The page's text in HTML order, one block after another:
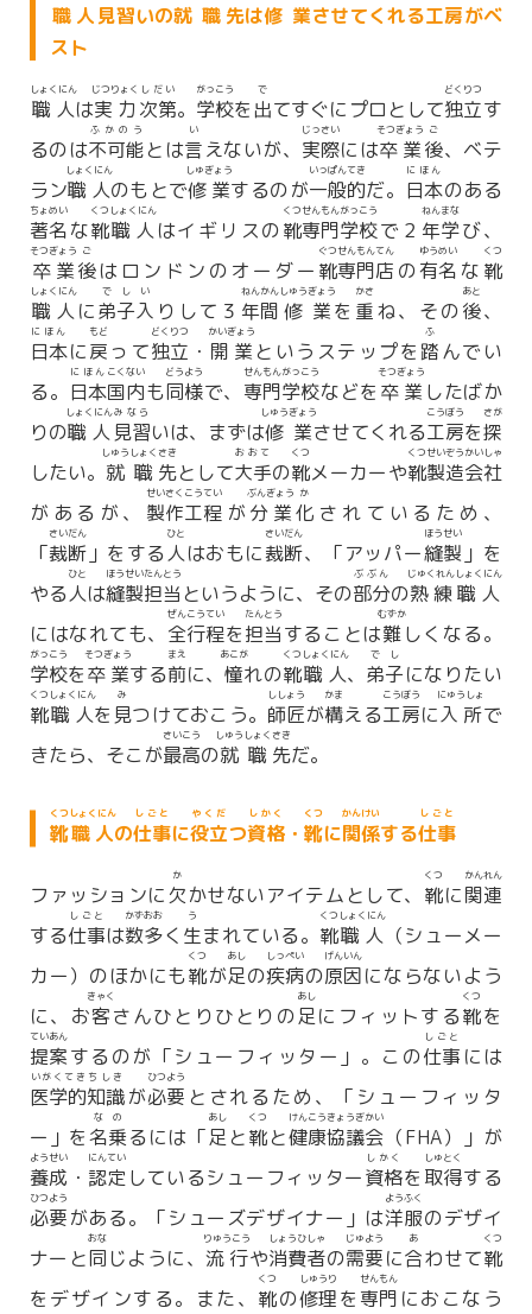
職人見習いの就職 先は修業させてくれる工房がベ
スト
職人
しょくにん
は実力
じつりょく
次第
しだい
。 学校
がっこう
を出
で
てすぐにプロとして独立
どくりつ
す
るのは不可能
ふかのう
とは言
い
えないが、 実際
じっさい
には卒業
そつぎょう
後
ご
、ベテ
ラン職人
しょくにん
のもとで修業
しゅぎょう
するのが一般的
いっぱんてき
だ。 日本
にほん
のある
著名
ちょめい
な靴
くつ
職人
しょくにん
はイギリスの靴
くつ
専門
せんもん
学校
がっこう
で２ 年
ねん
学
まな
び、
卒業
そつぎょう
後
ご
はロンドンのオーダー 靴
ぐつ
専門店
せんもんてん
の有名
ゆうめい
な 靴
くつ
職人
しょくにん
に弟子入
でしい
りして３ 年
ねん
間
かん
修業
しゅうぎょう
を 重
かさ
ね、その後
あと
、
日本
にほん
に戻
もど
って独立
どくりつ
・ 開業
かいぎょう
というステップを 踏
ふ
んでい
る。 日本
にほん
国内
こくない
も同様
どうよう
で、 専門
せんもん
学校
がっこう
などを 卒業
そつぎょう
したばか
りの職人
しょくにん
見習
みなら
いは、まずは修業
しゅうぎょう
させてくれる工房
こうぼう
を探
さが
したい。 就職
しゅうしょく
先
さき
として大手
おおて
の靴
くつ
メーカーや靴
くつ
製造
せいぞう
会社
かいしゃ
があるが、 製作
せいさく
工程
こうてい
が 分業
ぶんぎょう
化
か
されているため、
「裁断
さいだん
」をする人
ひと
はおもに裁断
さいだん
、「アッパー縫製
ほうせい
」を
やる人
ひと
は縫製
ほうせい
担当
たんとう
というように、その部分
ぶぶん
の熟練
じゅくれん
職人
しょくにん
にはなれても、 全
ぜん
行程
こうてい
を担当
たんとう
することは難
むずか
しくなる。
学校
がっこう
を卒業
そつぎょう
する前
まえ
に、 憧
あこが
れの靴
くつ
職人
しょくにん
、 弟子
でし
になりたい
靴
くつ
職人
しょくにん
を 見
み
つけておこう。 師匠
ししょう
が構
かま
える工房
こうぼう
に入所
にゅうしょ
で
きたら、そこが最高
さいこう
の就職
しゅうしょく
先
さき
だ。
靴
くつ
職人
しょくにん
の仕事
しごと
に役立
やくだ
つ資格
しかく
・ 靴
くつ
に関係
かんけい
する仕事
しごと
ファッションに 欠
か
かせないアイテムとして、 靴
くつ
に関連
かんれん
する仕事
しごと
は数多
かずおお
く 生
う
まれている。 靴
くつ
職人
しょくにん
（シューメー
カー）のほかにも靴
くつ
が足
あし
の疾病
しっぺい
の原因
げんいん
にならないよう
に、お客
きゃく
さんひとりひとりの足
あし
にフィットする靴
くつ
を
提案
ていあん
するのが「シューフィッター」。この仕事
しごと
には
医学的
いがくてき
知識
ちしき
が必要
ひつよう
とされるため、「シューフィッタ
ー」を名乗
なの
るには「足
あし
と靴
くつ
と健康
けんこう
協議会
きょうぎかい
（FHA）」が
養成
ようせい
・ 認定
にんてい
しているシューフィッター資格
しかく
を 取得
しゅとく
する
必要
ひつよう
がある。「シューズデザイナー」は洋服
ようふく
のデザイ
ナーと同
おな
じように、 流行
りゅうこう
や消費者
しょうひしゃ
の需要
じゅよう
に合
あ
わせて靴
くつ
をデザインする。また、 靴
くつ
の修理
しゅうり
を 専門
せんもん
におこなう